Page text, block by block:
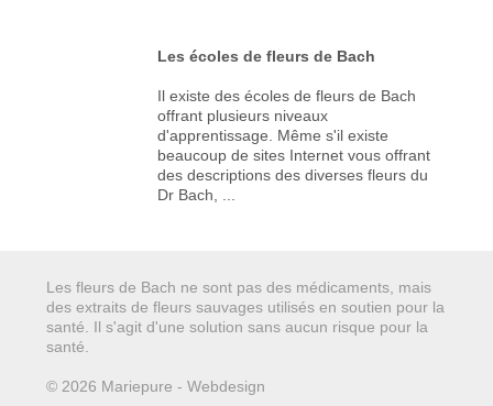
Les écoles de fleurs de Bach
Il existe des écoles de fleurs de Bach
offrant plusieurs niveaux
d'apprentissage. Même s'il existe
beaucoup de sites Internet vous offrant
des descriptions des diverses fleurs du
Dr Bach, ...
Les fleurs de Bach ne sont pas des médicaments, mais
des extraits de fleurs sauvages utilisés en soutien pour la
santé. Il s'agit d'une solution sans aucun risque pour la
santé.
© 2026 Mariepure - Webdesign